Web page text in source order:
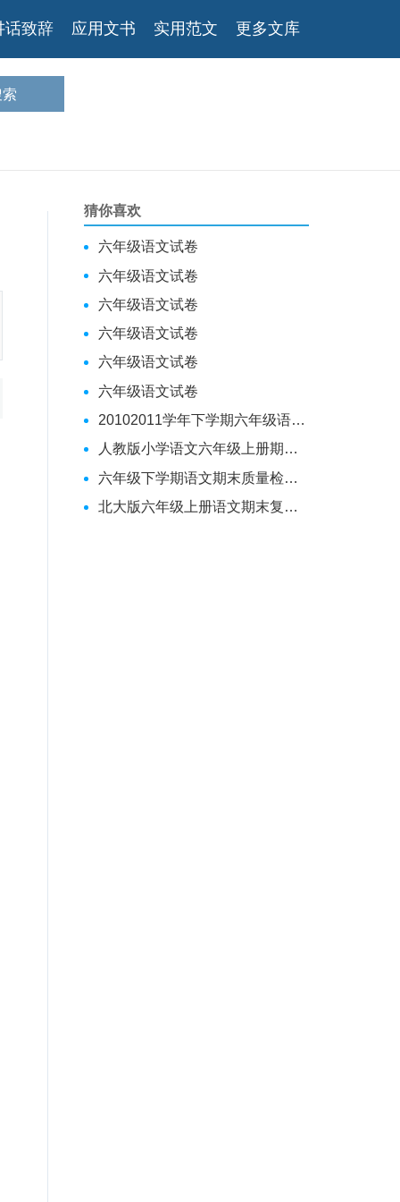
话致辞 应用文书 实用范文 更多文库
猜你喜欢
六年级语文试卷
六年级语文试卷
六年级语文试卷
六年级语文试卷
六年级语文试卷
六年级语文试卷
20102011学年下学期六年级语文期末模拟试卷
人教版小学语文六年级上册期末模拟试卷
六年级下学期语文期末质量检测试卷分析
北大版六年级上册语文期末复习试卷